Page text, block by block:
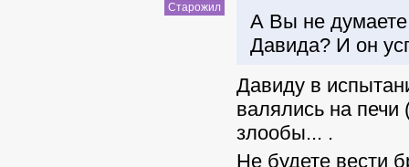
Старожил
А Вы не
Давида? И он
Давиду в
валялись на
злообы... .
Не будете вести